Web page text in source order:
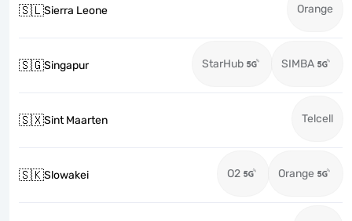
🇸🇱Sierra Leone Orange
🇸🇬Singapur StarHub SIMBA
🇸🇽Sint Maarten Telcell
🇸🇰Slowakei O2 Orange